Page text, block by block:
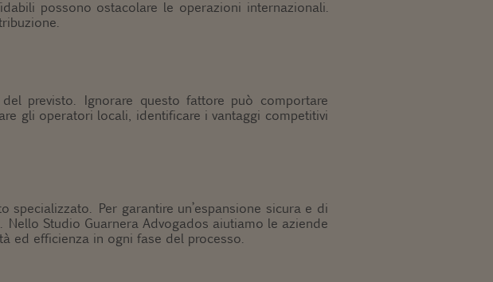
possono ostacolare le operazioni internazionali.
previsto. Ignorare questo fattore può comportare
gli operatori locali, identificare i vantaggi competitivi
specializzato. Per garantire un’espansione sicura e di
Studio Guarnera Advogados aiutiamo le aziende
ed efficienza in ogni fase del processo.